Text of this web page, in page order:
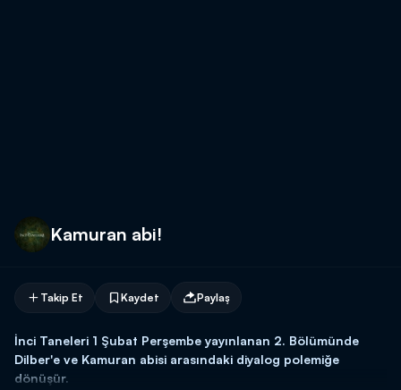
Kamuran abi!
Takip Et Kaydet Paylaş
İnci Taneleri 1 Şubat Perşembe yayınlanan 2. Bölümünde
Dilber'e ve Kamuran abisi arasındaki diyalog polemiğe
dönüşür.